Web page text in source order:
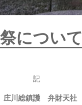
について
記
庄川総鎮護 弁財天社